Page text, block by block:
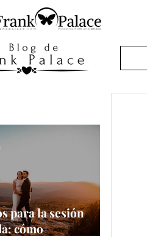
para la sesión
cómo